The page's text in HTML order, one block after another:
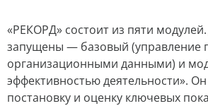
«РЕКОРД» состоит из пяти
запущены — базовый (управление
организационными данными) и
эффективностью деятельности». Он
постановку и оценку ключевых